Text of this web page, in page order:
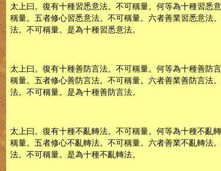
太上曰。復有十種習悉意法。不可稱量。何等為十種習悉
稱量。五者修心習悉意法。不可稱量。六者善業習悉意法
法。不可稱量。是為十種習悉意法。
太上曰。復有十種善防言法。不可稱量。何等為十種善防
稱量。五者修心善防言法。不可稱量。六者善業善防言法
法。不可稱量。是為十種善防言法。
太上曰。復有十種不亂轉法。不可稱量。何等為十種不亂
稱量。五者修心不亂轉法。不可稱量。六者善業不亂轉法
法。不可稱量。是為十種不亂轉法。